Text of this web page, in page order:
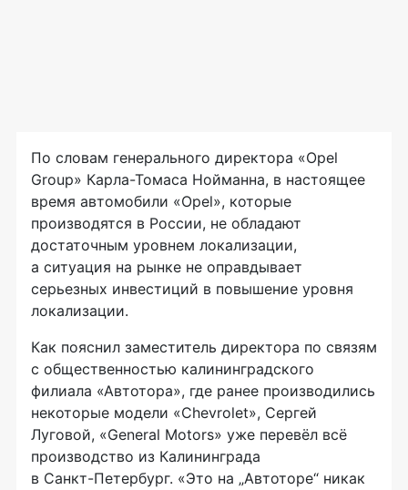
По словам генерального директора «Opel
Group» Карла-Томаса Нойманна, в настоящее
время автомобили «Opel», которые
производятся в России, не обладают
достаточным уровнем локализации,
а ситуация на рынке не оправдывает
серьезных инвестиций в повышение уровня
локализации.
Как пояснил заместитель директора по связям
с общественностью калининградского
филиала «Автотора», где ранее производились
некоторые модели «Chevrolet», Сергей
Луговой, «General Motors» уже перевёл всё
производство из Калининграда
в Санкт-Петербург. «Это на „Автоторе“ никак